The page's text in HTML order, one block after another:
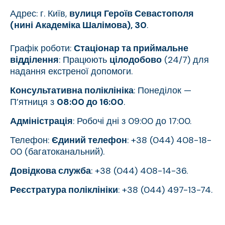
Адрес: г. Київ, вулиця Героїв Севастополя
(нині Академіка Шалімова), 30.
Графік роботи: Стаціонар та приймальне
відділення: Працюють цілодобово (24/7) для
надання екстреної допомоги.
Консультативна поліклініка: Понеділок —
П’ятниця з 08:00 до 16:00.
Адміністрація: Робочі дні з 09:00 до 17:00.
Телефон: Єдиний телефон: +38 (044) 408-18-
00 (багатоканальний).
Довідкова служба: +38 (044) 408-14-36.
Реєстратура поліклініки: +38 (044) 497-13-74.